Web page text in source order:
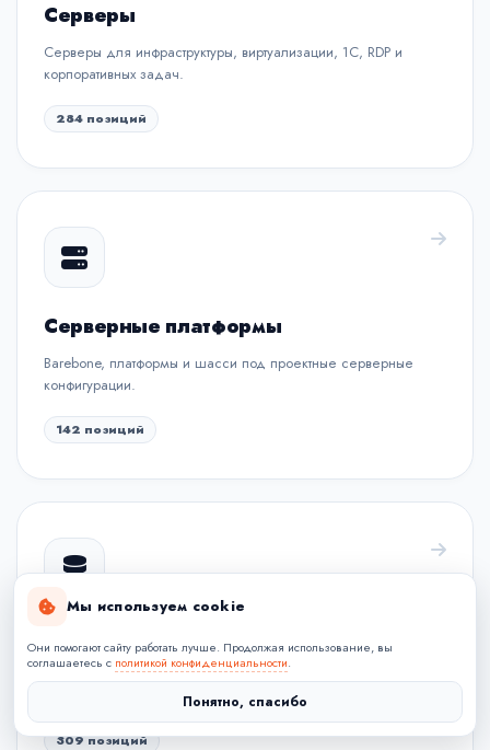
Серверы
Серверы для инфраструктуры, виртуализации, 1С, RDP и
корпоративных задач.
284 позиций
Серверные платформы
Barebone, платформы и шасси под проектные серверные
конфигурации.
142 позиций
Системы хранения данных
СХД, NAS, SAN и дисковые массивы для корпоративной
309 позиций
Мы используем cookie
Они помогают сайту работать лучше. Продолжая использование, вы
соглашаетесь с политикой конфиденциальности.
Понятно, спасибо